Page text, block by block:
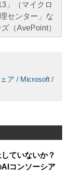
」（マイクロ
センター」な
（AvePoint）
ア / Microsoft /
ていないか？
コンソーシア